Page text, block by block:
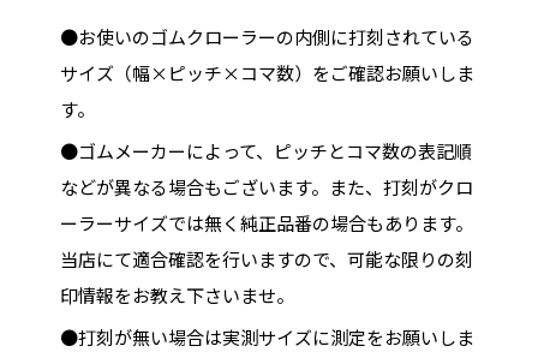
●お使いのゴムクローラーの内側に打刻されている
サイズ（幅×ピッチ×コマ数）をご確認お願いしま
す。
●ゴムメーカーによって、ピッチとコマ数の表記順
などが異なる場合もございます。また、打刻がクロ
ーラーサイズでは無く純正品番の場合もあります。
当店にて適合確認を行いますので、可能な限りの刻
印情報をお教え下さいませ。
●打刻が無い場合は実測サイズに測定をお願いしま